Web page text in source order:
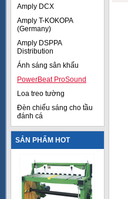
Amply DCX
Amply T-KOKOPA
(Germany)
Amply DSPPA
Distribution
Ánh sáng sân khấu
PowerBeat ProSound
Loa treo tường
Đèn chiếu sáng cho tầu
đánh cá
SẢN PHẨM HOT